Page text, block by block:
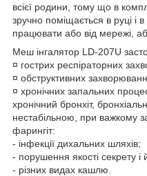
всієї родини, тому що в
зручно поміщається в руці і
працювати або від мережі,
Меш інгалятор LD-207U
¤ гострих респіраторних
¤ обструктивних
¤ хронічних запальних
хронічний бронхіт,
нестабільною, при важкому
фарингіт:
- інфекції дихальних шляхів;
- порушення якості секрету і
- різних видах кашлю.